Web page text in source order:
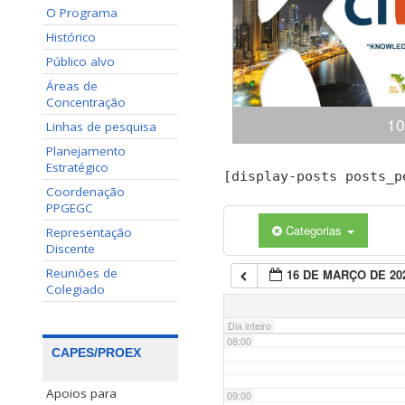
O Programa
Histórico
Público alvo
Áreas de
Concentração
Linhas de pesquisa
Planejamento
Estratégico
Coordenação
PPGEGC
Representação
Discente
Reuniões de
Colegiado
CAPES/PROEX
Apoios para
Congresso Internacional
(ciKi) A 10ª edição do
Conhecimento e
dias 19 e 20 de
Conhecimento,
[display-posts
Categorias
16 DE MARÇO DE
Dia inteiro
02:00
03:00
05:00
07:00
08:00
09:00